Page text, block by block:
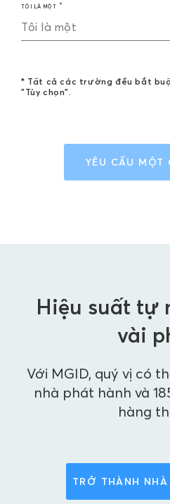
TÔI LÀ MỘT
Tôi là một
* Tất cả các trường đều bắt
"Tùy chọn".
YÊU CẦU MỘT
Hiệu suất tự
vài
Với MGID, quý vị có
nhà phát hành và
hàng
TRỞ THÀNH